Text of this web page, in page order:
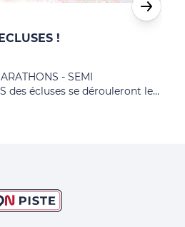
!
- SEMI
des écluses se dérouleront le